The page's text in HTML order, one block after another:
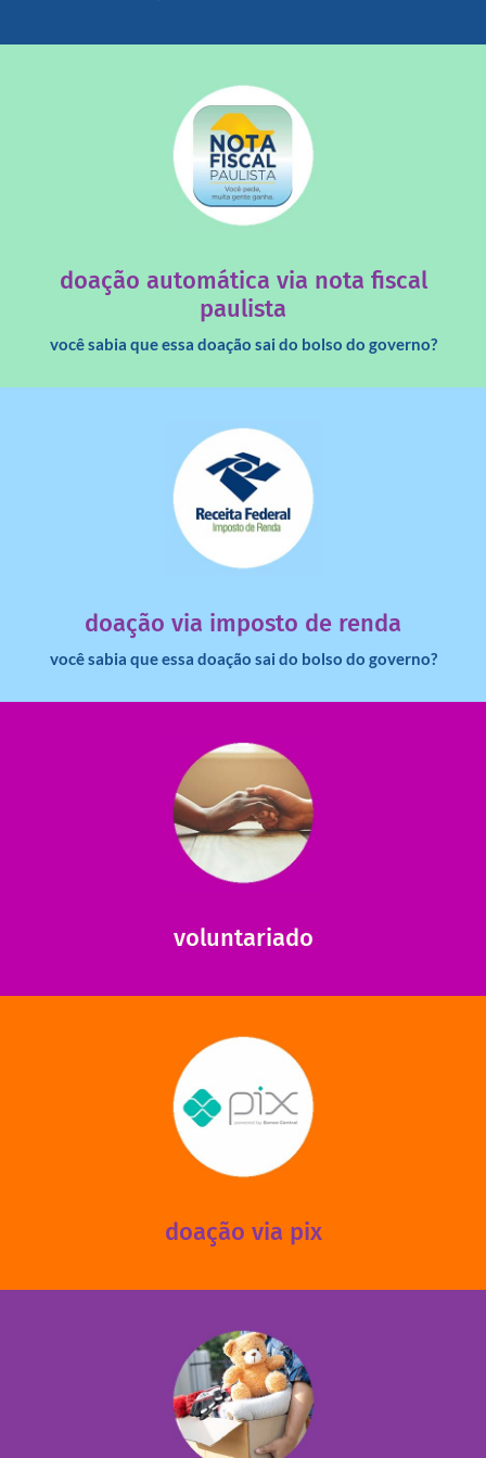
doação automática via nota fiscal
paulista
você sabia que essa doação sai do bolso do governo?
saiba mais
doação via imposto de renda
você sabia que essa doação sai do bolso do governo?
dinheiro deixa de ir para o governo?
saiba mais
voluntariado
ajudar com certos assuntos. Entre em contato conosco e
saiba como nos ajudar.
saiba mais
doação via pix
via PIX? Elas também são muito importantes para
mantermos nossas unidades em funcionamento!
saiba mais
Leopoldina – De segunda a sexta, das 8h30 às 11h30 e
das 13h30 às 17h30 (sextas até às 16h30).
fale conosco